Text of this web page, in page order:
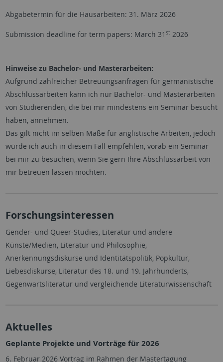
Abgabetermin für die Hausarbeiten: 31. März 2026
Submission deadline for term papers: March 31 st2026
Hinweise zu Bachelor- und Masterarbeiten:
Aufgrund zahlreicher Betreuungsanfragen für germanistische
Abschlussarbeiten kann ich nur Bachelor- und Masterarbeiten
von Studierenden, die bei mir mindestens ein Seminar besucht
haben, annehmen.
Das gilt nicht im selben Maße für anglistische Arbeiten, jedoch
würde ich auch in diesem Fall empfehlen, vorab ein Seminar
bei mir zu besuchen, wenn Sie gern Ihre Abschlussarbeit von
mir betreuen lassen möchten.
Forschungsinteressen
Gender- und Queer-Studies, Literatur und andere
Künste/Medien, Literatur und Philosophie,
Anerkennungsdiskurse und Identitätspolitik, Popkultur,
Liebesdiskurse, Literatur des 18. und 19. Jahrhunderts,
Gegenwartsliteratur und vergleichende Literaturwissenschaft
Aktuelles
Geplante Projekte und Vorträge für 2026
6. Februar 2026 Vortrag im Rahmen der Mastertagung